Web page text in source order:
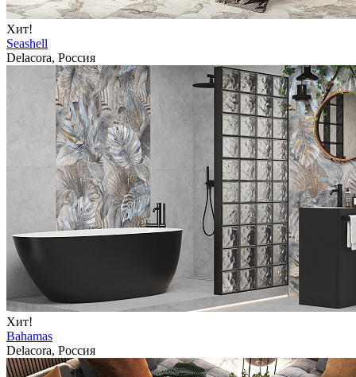
Хит!
Seashell
Delacora, Россия
Хит!
Bahamas
Delacora, Россия